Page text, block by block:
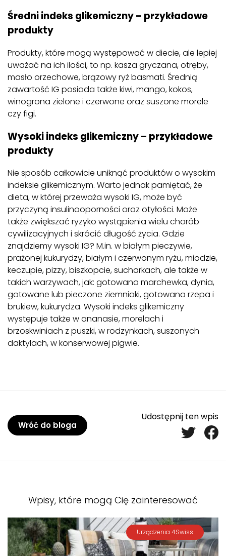
Średni indeks glikemiczny – przykładowe
produkty
Produkty, które mogą występować w diecie, ale lepiej
uważać na ich ilości, to np. kasza gryczana, otręby,
masło orzechowe, brązowy ryż basmati. Średnią
zawartość IG posiada także kiwi, mango, kokos,
winogrona zielone i czerwone oraz suszone morele
czy figi.
Wysoki indeks glikemiczny – przykładowe
produkty
Nie sposób całkowicie uniknąć produktów o wysokim
indeksie glikemicznym. Warto jednak pamiętać, że
dieta, w której przeważa wysoki IG, może być
przyczyną insulinooporności oraz otyłości. Może
także zwiększać ryzyko wystąpienia wielu chorób
cywilizacyjnych i skrócić długość życia. Gdzie
znajdziemy wysoki IG? M.in. w białym pieczywie,
prażonej kukurydzy, białym i czerwonym ryżu, miodzie,
keczupie, pizzy, biszkopcie, sucharkach, ale także w
takich warzywach, jak: gotowana marchewka, dynia,
gotowane lub pieczone ziemniaki, gotowana rzepa i
brukiew, kukurydza. Wysoki indeks glikemiczny
występuje także w ananasie, morelach i
brzoskwiniach z puszki, w rodzynkach, suszonych
daktylach, w konserwowej pigwie.
Wróć do bloga
Udostępnij ten wpis
Wpisy, które mogą Cię zainteresować
Urządzenia 4Swiss